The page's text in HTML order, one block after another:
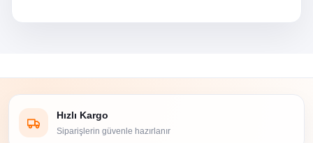
Hızlı Kargo
Siparişlerin güvenle hazırlanır